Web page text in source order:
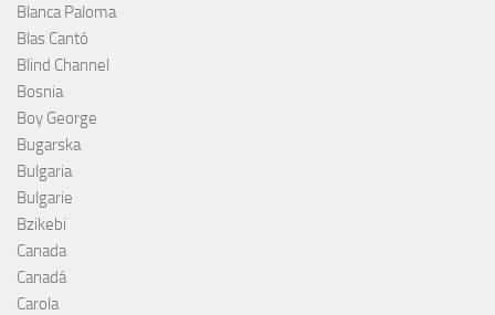
Blanca Paloma
Blas Cantó
Blind Channel
Bosnia
Boy George
Bugarska
Bulgaria
Bulgarie
Bzikebi
Canada
Canadá
Carola